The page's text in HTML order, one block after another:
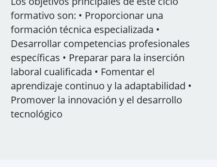
formativo son: • Proporcionar una
formación técnica especializada •
Desarrollar competencias profesionales
específicas • Preparar para la inserción
laboral cualificada • Fomentar el
aprendizaje continuo y la adaptabilidad •
Promover la innovación y el desarrollo
tecnológico